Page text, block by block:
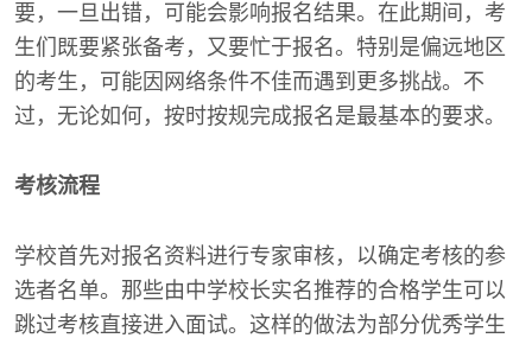
要，一旦出错，可能会影响报名结果。在此期间，考
生们既要紧张备考，又要忙于报名。特别是偏远地区
的考生，可能因网络条件不佳而遇到更多挑战。不
过，无论如何，按时按规完成报名是最基本的要求。
考核流程
学校首先对报名资料进行专家审核，以确定考核的参
选者名单。那些由中学校长实名推荐的合格学生可以
跳过考核直接进入面试。这样的做法为部分优秀学生